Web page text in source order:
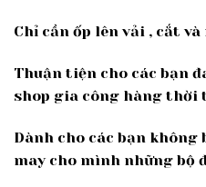
Chỉ cần ốp lên vải , cắt và
Thuận tiện cho các bạn
shop gia công hàng thời
Dành cho các bạn không
may cho mình những bộ